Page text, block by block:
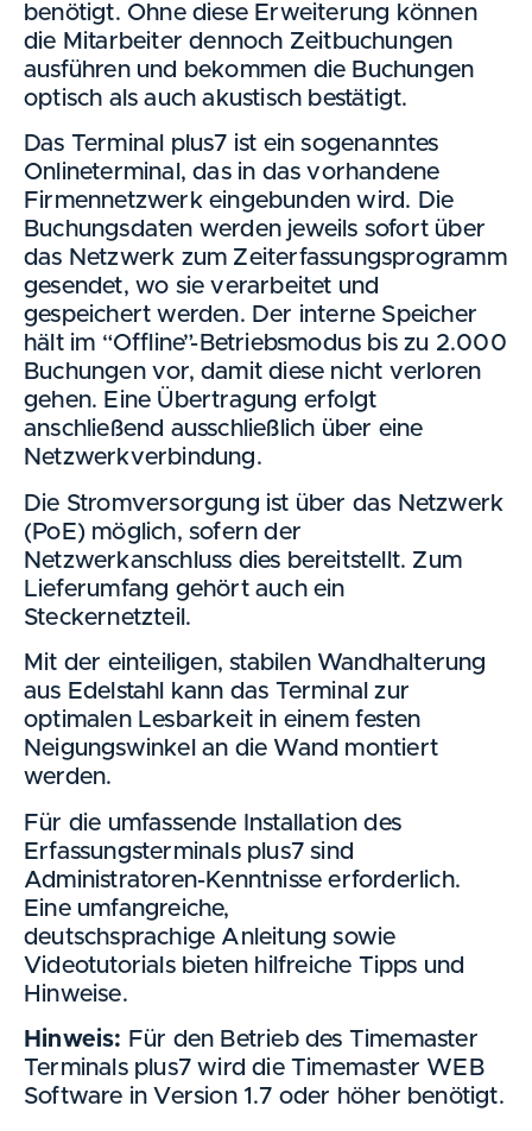
benötigt. Ohne diese Erweiterung können
die Mitarbeiter dennoch Zeitbuchungen
ausführen und bekommen die Buchungen
optisch als auch akustisch bestätigt.
Das Terminal plus7 ist ein sogenanntes
Onlineterminal, das in das vorhandene
Firmennetzwerk eingebunden wird. Die
Buchungsdaten werden jeweils sofort über
das Netzwerk zum Zeiterfassungsprogramm
gesendet, wo sie verarbeitet und
gespeichert werden. Der interne Speicher
hält im “Offline”-Betriebsmodus bis zu 2.000
Buchungen vor, damit diese nicht verloren
gehen. Eine Übertragung erfolgt
anschließend ausschließlich über eine
Netzwerkverbindung.
Die Stromversorgung ist über das Netzwerk
(PoE) möglich, sofern der
Netzwerkanschluss dies bereitstellt. Zum
Lieferumfang gehört auch ein
Steckernetzteil.
Mit der einteiligen, stabilen Wandhalterung
aus Edelstahl kann das Terminal zur
optimalen Lesbarkeit in einem festen
Neigungswinkel an die Wand montiert
werden.
Für die umfassende Installation des
Erfassungsterminals plus7 sind
Administratoren-Kenntnisse erforderlich.
Eine umfangreiche,
deutschsprachige Anleitung sowie
Videotutorials bieten hilfreiche Tipps und
Hinweise.
Hinweis: Für den Betrieb des Timemaster
Terminals plus7 wird die Timemaster WEB
Software in Version 1.7 oder höher benötigt.